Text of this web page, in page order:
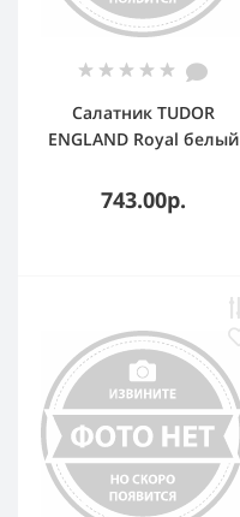
Салатник TUDOR
ENGLAND Royal белый
743.00р.